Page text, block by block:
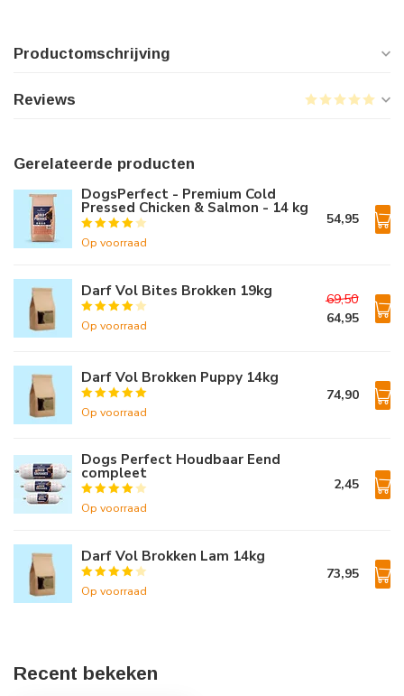
Productomschrijving
Reviews
Gerelateerde producten
DogsPerfect - Premium Cold
Pressed Chicken & Salmon - 14 kg
Op voorraad
54,95
Darf Vol Bites Brokken 19kg
Op voorraad
69,50
64,95
Darf Vol Brokken Puppy 14kg
Op voorraad
74,90
Dogs Perfect Houdbaar Eend
compleet
Op voorraad
2,45
Darf Vol Brokken Lam 14kg
Op voorraad
73,95
Recent bekeken